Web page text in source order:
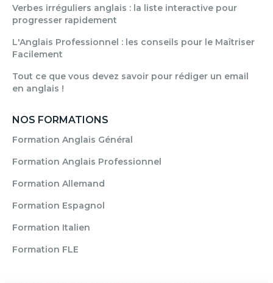
Verbes irréguliers anglais : la liste interactive pour
progresser rapidement
L'Anglais Professionnel : les conseils pour le Maîtriser
Facilement
Tout ce que vous devez savoir pour rédiger un email
en anglais !
NOS FORMATIONS
Formation Anglais Général
Formation Anglais Professionnel
Formation Allemand
Formation Espagnol
Formation Italien
Formation FLE